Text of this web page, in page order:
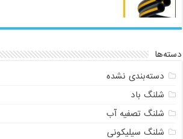
دسته‌ها
دسته‌بندی نشده
شلنگ باد
شلنگ تصفیه آب
شلنگ سیلیکونی